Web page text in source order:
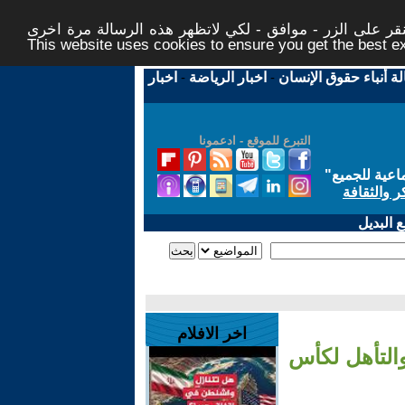
على الزر - موافق - لكي لاتظهر هذه الرسالة مرة اخرى -
This website uses cookies to ensure you get the best
أنباء حقوق الإنسان - اخبار الرياضة - اخبار
التبرع للموقع - ادعمونا
للجميع"
والثقافة
البديل
لكأس
اخر الافلام